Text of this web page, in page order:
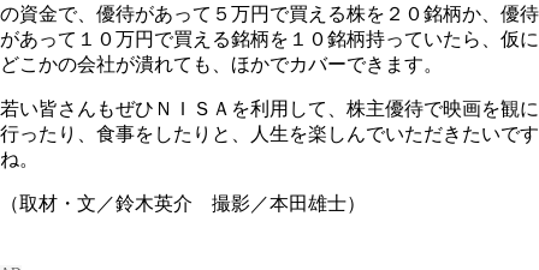
の資金で、優待があって５万円で買える株を２０銘柄か、優待
があって１０万円で買える銘柄を１０銘柄持っていたら、仮に
どこかの会社が潰れても、ほかでカバーできます。
若い皆さんもぜひＮＩＳＡを利用して、株主優待で映画を観に
行ったり、食事をしたりと、人生を楽しんでいただきたいです
ね。
（取材・文／鈴木英介 撮影／本田雄士）